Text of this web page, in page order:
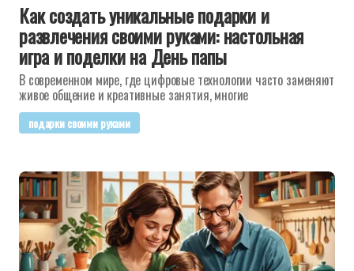
Как создать уникальные подарки и
развлечения своими руками: настольная
игра и поделки на День папы
В современном мире, где цифровые технологии часто заменяют
живое общение и креативные занятия, многие
подарки своими руками